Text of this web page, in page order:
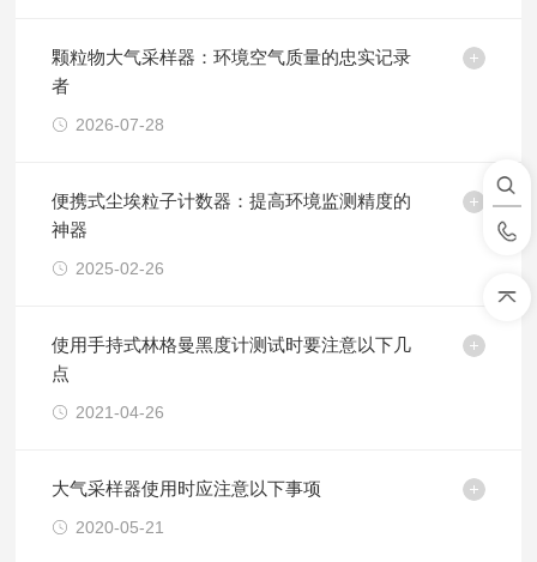
颗粒物大气采样器：环境空气质量的忠实记录
者
2026-07-28
便携式尘埃粒子计数器：提高环境监测精度的
神器
2025-02-26
使用手持式林格曼黑度计测试时要注意以下几
点
2021-04-26
大气采样器使用时应注意以下事项
2020-05-21